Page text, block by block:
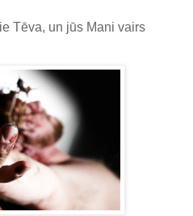
Tēva, un jūs Mani vairs